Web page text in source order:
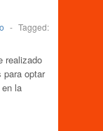
- Tagged:
realizado
para optar
la